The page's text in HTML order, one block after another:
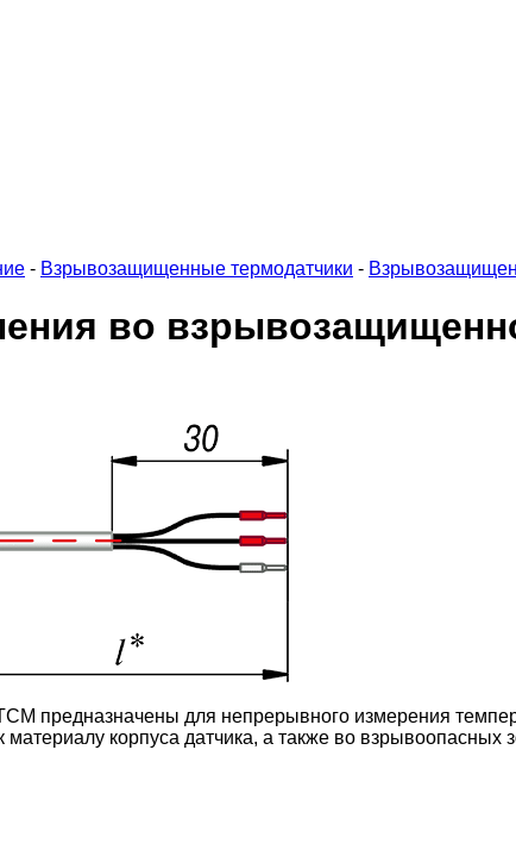
- Взрывозащищенные термодатчики -
во
для непрерывного измерения
материалу корпуса датчика, а также во взрывоопасных